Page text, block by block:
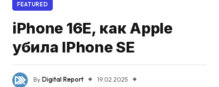
FEATURED
iPhone 16E, как Apple
убила IPhone SE
ByDigital Report
19.02.2025